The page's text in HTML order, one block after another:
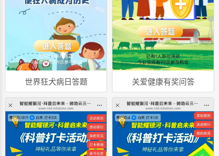
世界狂犬病日答题 关爱健康有奖问答